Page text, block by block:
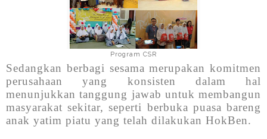
Program CSR
Sedangkan berbagi sesama merupakan komitmen
perusahaan yang konsisten dalam hal
menunjukkan tanggung jawab untuk membangun
masyarakat sekitar, seperti berbuka puasa bareng
anak yatim piatu yang telah dilakukan HokBen.